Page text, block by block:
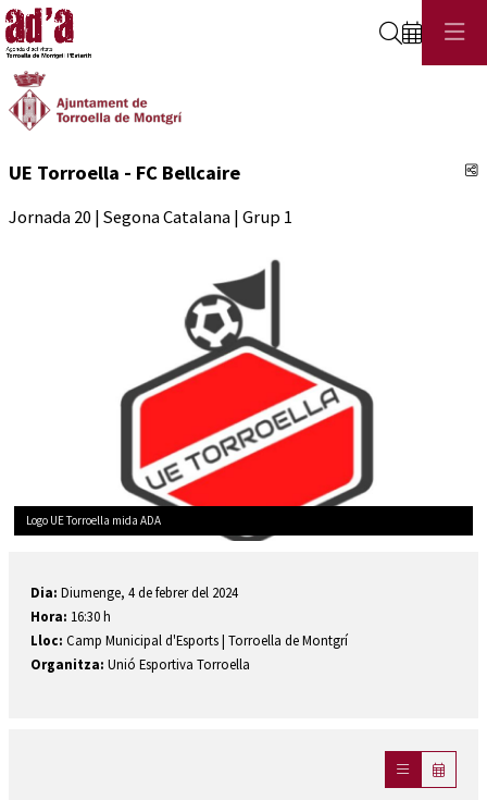
Cerca
UE Torroella - FC Bellcaire
Jornada 20 | Segona Catalana | Grup 1
Logo UE Torroella mida ADA
Dia: Diumenge, 4 de febrer del 2024
Hora: 16:30 h
Lloc: Camp Municipal d'Esports | Torroella de Montgrí
Organitza: Unió Esportiva Torroella